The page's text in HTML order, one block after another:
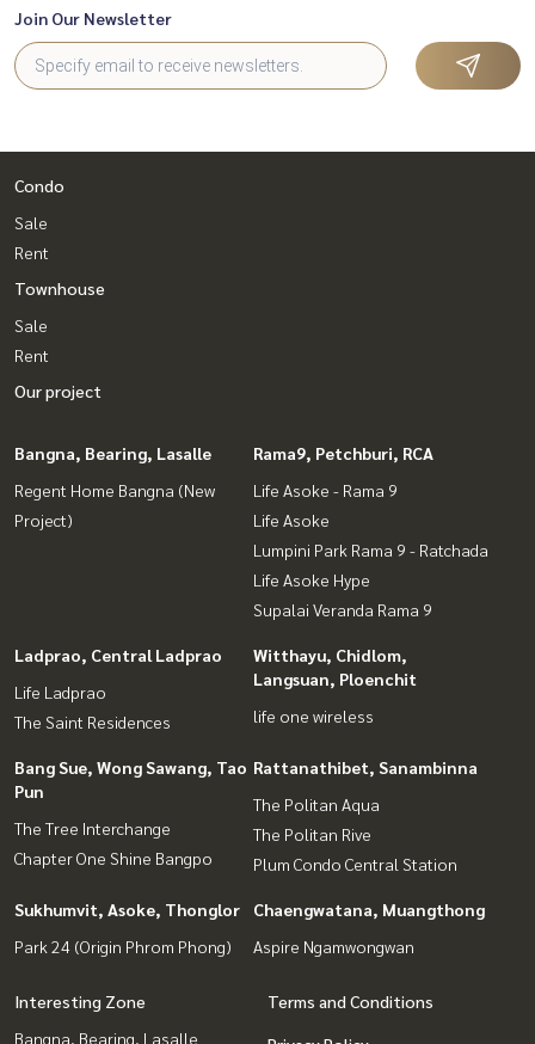
Join Our Newsletter
Condo
Sale
Rent
Townhouse
Sale
Rent
Our project
Bangna, Bearing, Lasalle
Regent Home Bangna (New
Project)
Rama9, Petchburi, RCA
Life Asoke - Rama 9
Life Asoke
Lumpini Park Rama 9 - Ratchada
Life Asoke Hype
Supalai Veranda Rama 9
Ladprao, Central Ladprao
Life Ladprao
The Saint Residences
Witthayu, Chidlom,
Langsuan, Ploenchit
life one wireless
Bang Sue, Wong Sawang, Tao
Pun
The Tree Interchange
Chapter One Shine Bangpo
Rattanathibet, Sanambinna
The Politan Aqua
The Politan Rive
Plum Condo Central Station
Sukhumvit, Asoke, Thonglor
Park 24 (Origin Phrom Phong)
Chaengwatana, Muangthong
Aspire Ngamwongwan
Interesting Zone
Bangna, Bearing, Lasalle
Terms and Conditions